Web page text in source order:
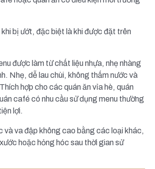
bị ướt, đặc biệt là khi được đặt trên
được làm từ chất liệu nhựa, nhẹ nhàng
Nhẹ, dễ lau chùi, không thấm nước và
hợp cho các quán ăn vỉa hè, quán
café có nhu cầu sử dụng menu thường
lợi.
và va đập không cao bằng các loại khác,
hoặc hỏng hóc sau thời gian sử